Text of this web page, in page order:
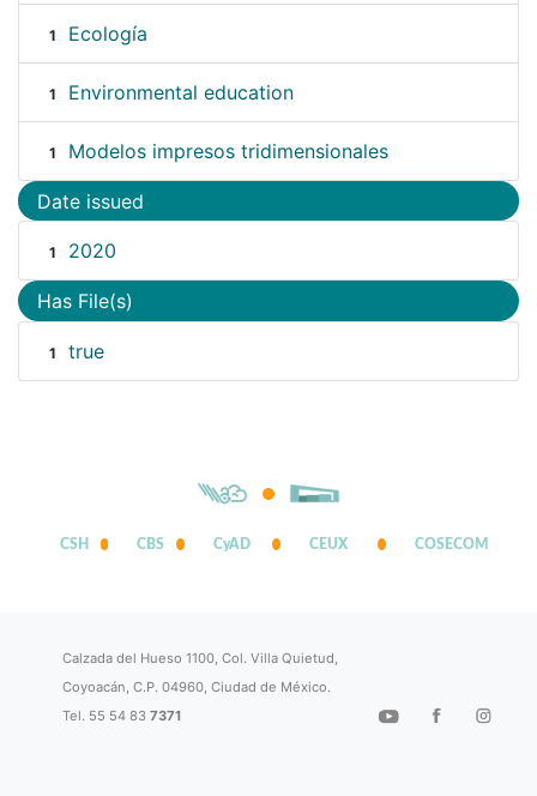
1 Ecología
1 Environmental education
1 Modelos impresos tridimensionales
Date issued
1 2020
Has File(s)
1 true
CSH CBS CyAD CEUX COSECOM
Calzada del Hueso 1100, Col. Villa Quietud,
Coyoacán, C.P. 04960, Ciudad de México.
Tel. 55 54 837371